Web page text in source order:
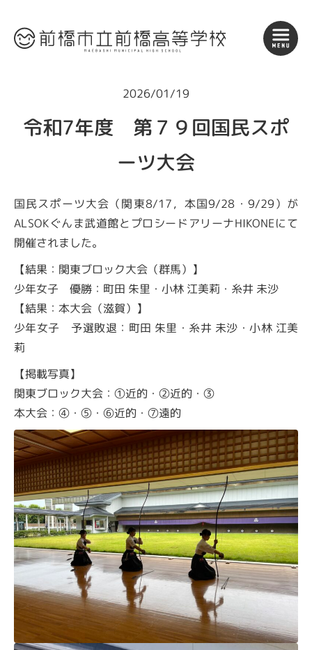
2026/01/19
令和7年度 第７９回国民スポ
ーツ大会
国民スポーツ大会（関東8/17，本国9/28・9/29）が
ALSOKぐんま武道館とプロシードアリーナHIKONEにて
開催されました。
【結果：関東ブロック大会（群馬）】
少年女子 優勝：町田 朱里・小林 江美莉・糸井 未沙
【結果：本大会（滋賀）】
少年女子 予選敗退：町田 朱里・糸井 未沙・小林 江美
莉
【掲載写真】
関東ブロック大会：①近的・②近的・③
本大会：④・⑤・⑥近的・⑦遠的